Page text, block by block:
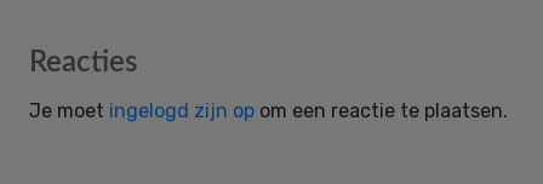
Reader
Reacties
Je moet ingelogd zijn op om een reactie te plaatsen.